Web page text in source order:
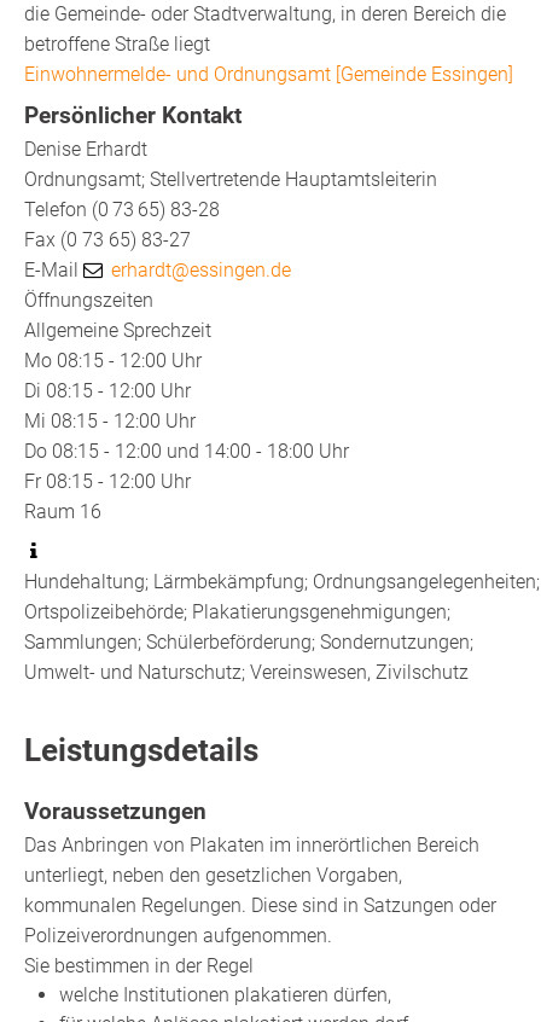
die Gemeinde- oder Stadtverwaltung, in deren Bereich die
betroffene Straße liegt
Einwohnermelde- und Ordnungsamt [Gemeinde Essingen]
Persönlicher Kontakt
Denise Erhardt
Ordnungsamt; Stellvertretende Hauptamtsleiterin
Telefon (0 73 65) 83-28
Fax (0 73 65) 83-27
E-Mail
erhardt@essingen.de
Öffnungszeiten
Allgemeine Sprechzeit
Mo 08:15 - 12:00 Uhr
Di 08:15 - 12:00 Uhr
Mi 08:15 - 12:00 Uhr
Do 08:15 - 12:00 und 14:00 - 18:00 Uhr
Fr 08:15 - 12:00 Uhr
Raum 16
Hundehaltung; Lärmbekämpfung; Ordnungsangelegenheiten;
Ortspolizeibehörde; Plakatierungsgenehmigungen;
Sammlungen; Schülerbeförderung; Sondernutzungen;
Umwelt- und Naturschutz; Vereinswesen, Zivilschutz
Leistungsdetails
Voraussetzungen
Das Anbringen von Plakaten im innerörtlichen Bereich
unterliegt, neben den gesetzlichen Vorgaben,
kommunalen Regelungen. Diese sind in Satzungen oder
Polizeiverordnungen aufgenommen.
Sie bestimmen in der Regel
welche Institutionen plakatieren dürfen,